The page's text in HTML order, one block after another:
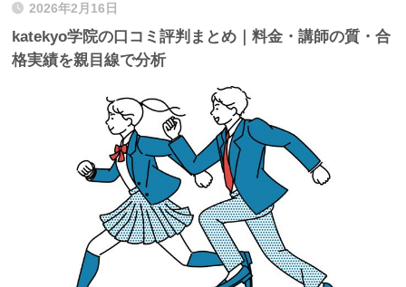
2026年2月16日
katekyo学院の口コミ評判まとめ｜料金・講師の質・合
格実績を親目線で分析